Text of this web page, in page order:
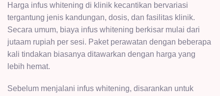
Harga infus whitening di klinik kecantikan bervariasi
tergantung jenis kandungan, dosis, dan fasilitas klinik.
Secara umum, biaya infus whitening berkisar mulai dari
jutaam rupiah per sesi. Paket perawatan dengan beberapa
kali tindakan biasanya ditawarkan dengan harga yang
lebih hemat.
Sebelum menjalani infus whitening, disarankan untuk